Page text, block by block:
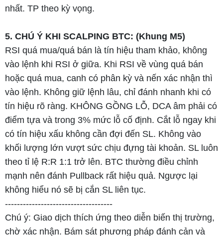
nhất. TP theo kỳ vọng.
5. CHÚ Ý KHI SCALPING BTC: (Khung M5)
RSI quá mua/quá bán là tín hiệu tham khảo, không
vào lệnh khi RSI ở giữa. Khi RSI về vùng quá bán
hoặc quá mua, canh có phân kỳ và nến xác nhận thì
vào lệnh. Không giữ lệnh lâu, chỉ đánh nhanh khi có
tín hiệu rõ ràng. KHÔNG GỒNG LỖ, DCA âm phải có
điểm tựa và trong 3% mức lỗ cố định. Cắt lỗ ngay khi
có tín hiệu xấu không cần đợi đến SL. Không vào
khối lượng lớn vượt sức chịu đựng tài khoản. SL luôn
theo tỉ lệ R:R 1:1 trở lên. BTC thường điều chỉnh
mạnh nên đánh Pullback rất hiệu quả. Ngược lại
không hiểu nó sẽ bị cắn SL liên tục.
------------------------------------
Chú ý: Giao dịch thích ứng theo diễn biến thị trường,
chờ xác nhận. Bám sát phương pháp đánh cản và